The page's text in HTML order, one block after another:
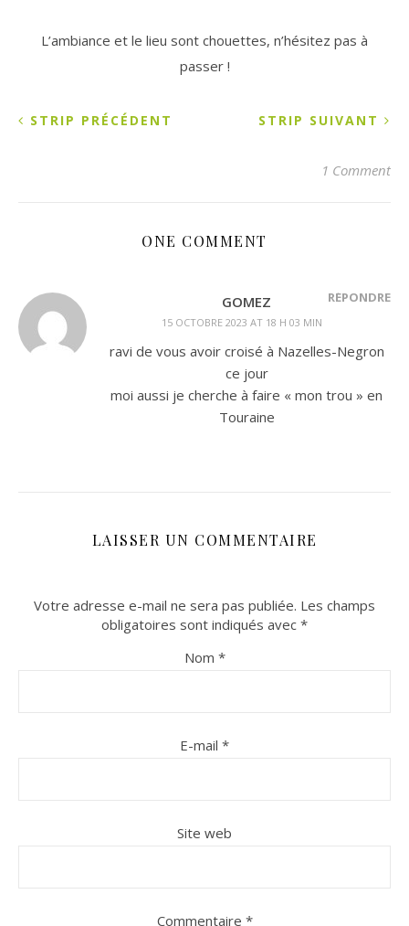
L’ambiance et le lieu sont chouettes, n’hésitez pas à
passer !
STRIP SUIVANT
STRIP PRÉCÉDENT
1 Comment
ONE COMMENT
GOMEZ
15 OCTOBRE 2023 AT 18 H 03 MIN
RÉPONDRE
ravi de vous avoir croisé à Nazelles-Negron
ce jour
moi aussi je cherche à faire « mon trou » en
Touraine
LAISSER UN COMMENTAIRE
Votre adresse e-mail ne sera pas publiée. Les champs
obligatoires sont indiqués avec *
Nom *
E-mail *
Site web
Commentaire *